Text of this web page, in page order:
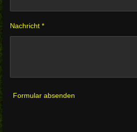
Nachricht *
Formular absenden